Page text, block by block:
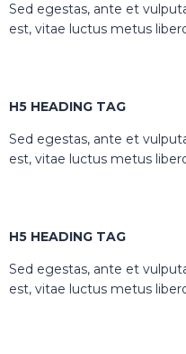
Sed egestas, ante et
est, vitae luctus metus
H5 HEADING TAG
Sed egestas, ante et
est, vitae luctus metus
H5 HEADING TAG
Sed egestas, ante et
est, vitae luctus metus